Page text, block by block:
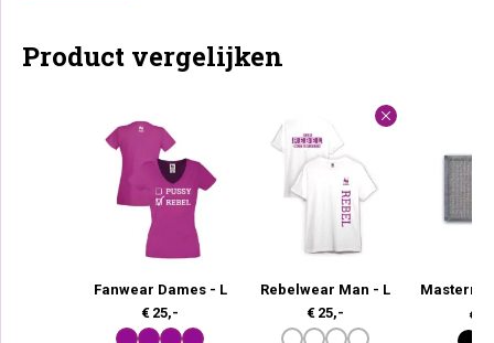
Product vergelijken
Fanwear Dames - L
€ 25,-
Rebelwear Man - L
€ 25,-
€